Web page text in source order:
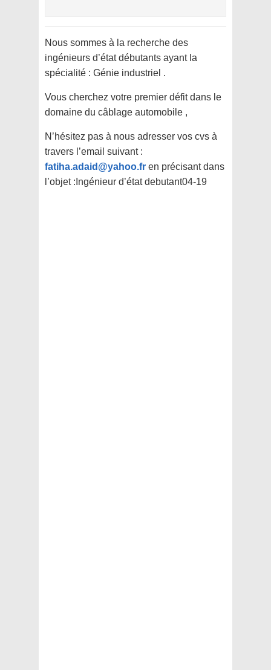
Nous sommes à la recherche des
ingénieurs d’état débutants ayant la
spécialité : Génie industriel .
Vous cherchez votre premier défit dans le
domaine du câblage automobile ,
N’hésitez pas à nous adresser vos cvs à
travers l’email suivant :
fatiha.adaid@yahoo.fr en précisant dans
l’objet :Ingénieur d’état debutant04-19